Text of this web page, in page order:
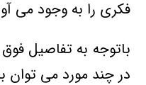
فكری را به وجود می
باتوجه به تفاصیل
در چند مورد می توان